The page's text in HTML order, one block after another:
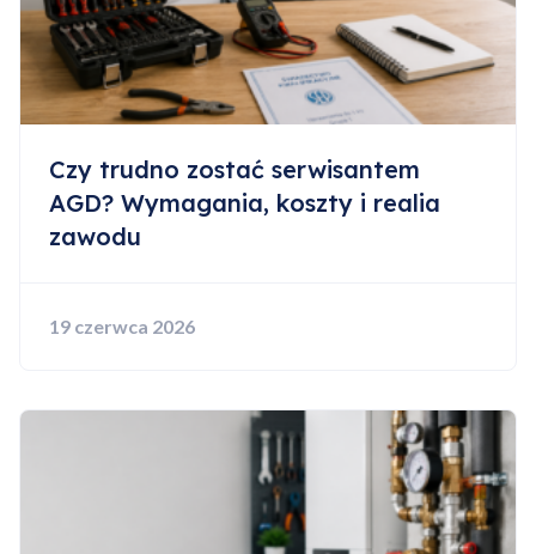
Czy trudno zostać serwisantem
AGD? Wymagania, koszty i realia
zawodu
19 czerwca 2026